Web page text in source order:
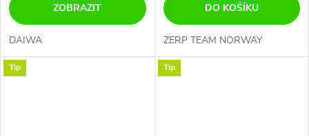
ZOBRAZIT
DAIWA
DO KOŠÍKU
ZERP TEAM NORWAY
Tip Tip